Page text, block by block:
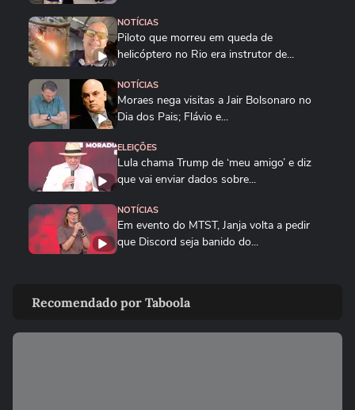
NOTÍCIAS
Piloto que morreu em queda de
helicóptero no Rio era instrutor de...
NOTÍCIAS
Moraes nega visitas a Jair Bolsonaro no
Dia dos Pais; Flávio e...
ELEIÇÕES
Lula chama Trump de ‘meu amigo’ e diz
que vai enviar dados sobre...
NOTÍCIAS
Em evento do MTST, Janja volta a pedir
que Discord seja banido do...
quatro mortos no Rio de...
CIDADES
Recomendado por Taboola